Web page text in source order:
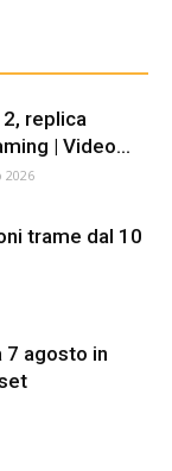
replica
| Video...
2026
trame dal 10
7 agosto in